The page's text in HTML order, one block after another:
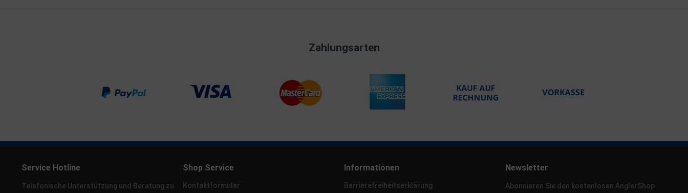
Zahlungsarten
Service Hotline
Telefonische Unterstützung und Beratung zu
Shop Service
Kontaktformular
Informationen
Barrierefreiheitserklärung
Newsletter
Abonnieren Sie den kostenlosen AnglerShop